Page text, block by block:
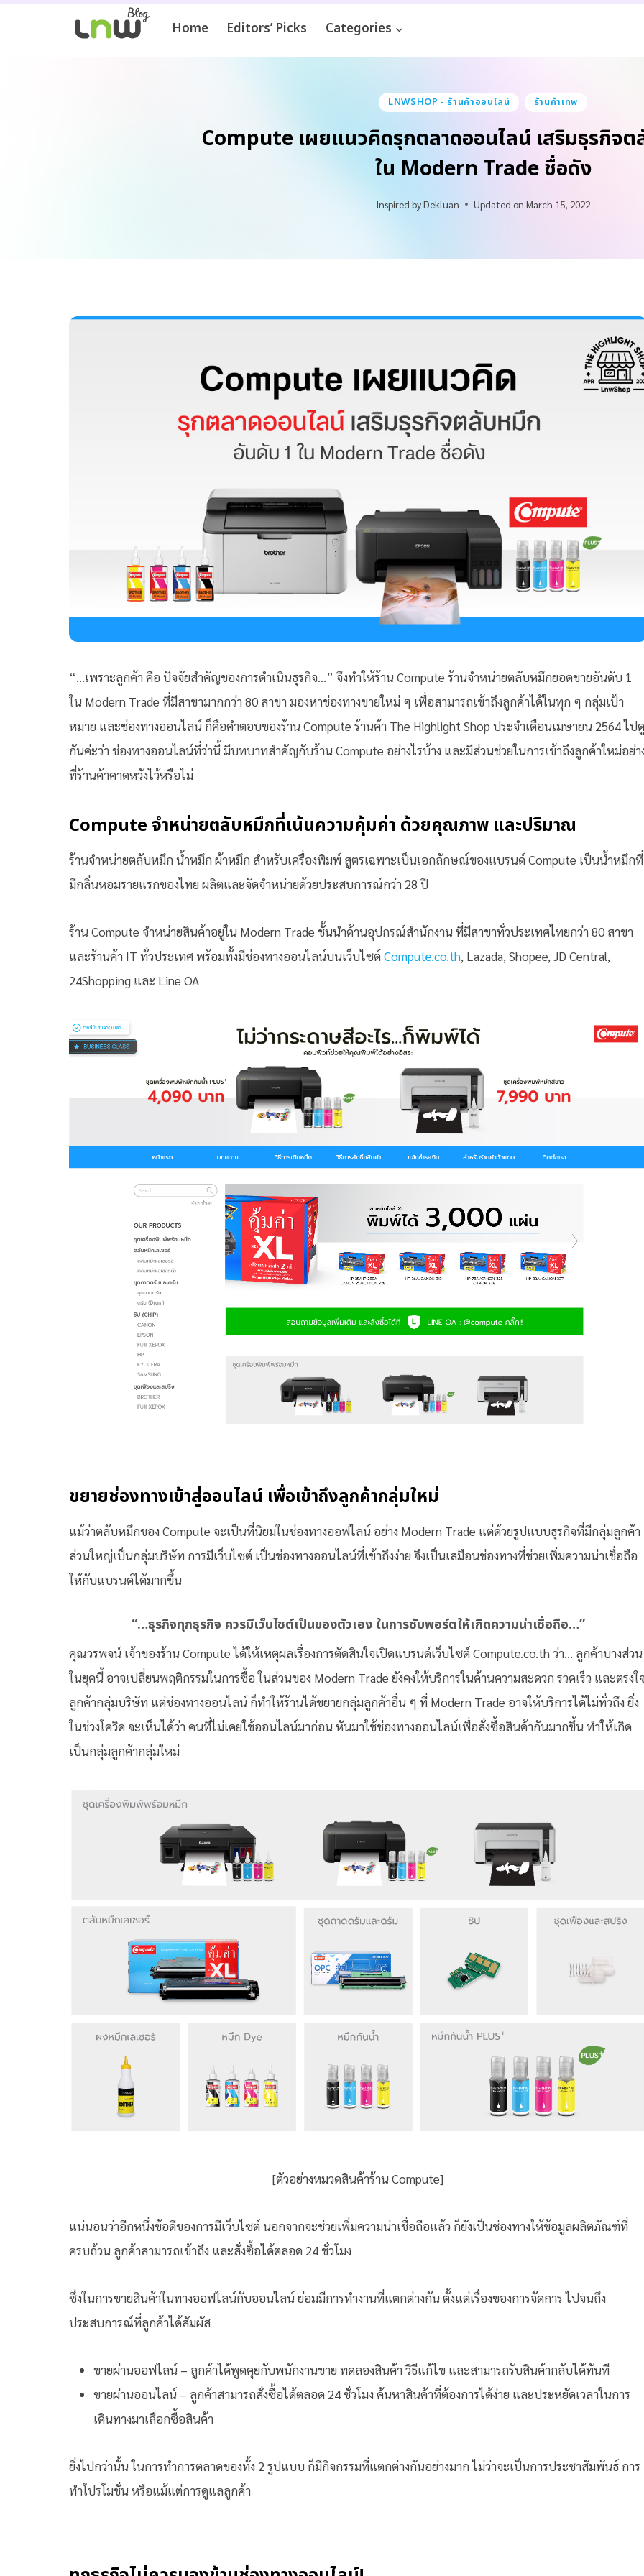
Home Editors’ Picks Categories
LNWSHOP - ร้านค้าออนไลน์ ร้านค้าเทพ
Compute เผยแนวคิดรุกตลาดออนไลน์ เสริมธุรกิจ
ใน Modern Trade ชื่อดัง
Inspired byDekluan Updated on March 15, 2022
“…เพราะลูกค้า คือ ปัจจัยสำคัญของการดำเนินธุรกิจ…” จึงทำให้ร้าน Compute ร้านจำหน่ายตลับหมึกยอดขายอันดับ 1
ใน Modern Trade ที่มีสาขามากกว่า 80 สาขา มองหาช่องทางขายใหม่ ๆ เพื่อสามารถเข้าถึงลูกค้าได้ในทุก ๆ กลุ่มเป้า
หมาย และช่องทางออนไลน์ ก็คือคำตอบของร้าน Compute ร้านค้า The Highlight Shop ประจำเดือนเมษายน 2564 ไปดู
กันค่ะว่า ช่องทางออนไลน์ที่ว่านี้ มีบทบาทสำคัญกับร้าน Compute อย่างไรบ้าง และมีส่วนช่วยในการเข้าถึงลูกค้าใหม่อย่า
ที่ร้านค้าคาดหวังไว้หรือไม่
Compute จำหน่ายตลับหมึกที่เน้นความคุ้มค่า ด้วยคุณภาพ และปริมาณ
ร้านจำหน่ายตลับหมึก น้ำหมึก ผ้าหมึก สำหรับเครื่องพิมพ์ สูตรเฉพาะเป็นเอกลักษณ์ของแบรนด์ Compute เป็นน้ำหมึกที่
มีกลิ่นหอมรายแรกของไทย ผลิตและจัดจำหน่ายด้วยประสบการณ์กว่า 28 ปี
ร้าน Compute จำหน่ายสินค้าอยู่ใน Modern Trade ชั้นนำด้านอุปกรณ์สำนักงาน ที่มีสาขาทั่วประเทศไทยกว่า 80 สาขา
และร้านค้า IT ทั่วประเทศ พร้อมทั้งมีช่องทางออนไลน์บนเว็บไซต์Compute.co.th, Lazada, Shopee, JD Central,
24Shopping และ Line OA
ขยายช่องทางเข้าสู่ออนไลน์ เพื่อเข้าถึงลูกค้ากลุ่มใหม่
แม้ว่าตลับหมึกของ Compute จะเป็นที่นิยมในช่องทางออฟไลน์ อย่าง Modern Trade แต่ด้วยรูปแบบธุรกิจที่มีกลุ่มลูกค้า
ส่วนใหญ่เป็นกลุ่มบริษัท การมีเว็บไซต์ เป็นช่องทางออนไลน์ที่เข้าถึงง่าย จึงเป็นเสมือนช่องทางที่ช่วยเพิ่มความน่าเชื่อถือ
ให้กับแบรนด์ได้มากขึ้น
“…ธุรกิจทุกธุรกิจ ควรมีเว็บไซต์เป็นของตัวเอง ในการซับพอร์ตให้เกิดความน่าเชื่อถือ…”
คุณวรพจน์ เจ้าของร้าน Compute ได้ให้เหตุผลเรื่องการตัดสินใจเปิดแบรนด์เว็บไซต์ Compute.co.th ว่า… ลูกค้าบางส่วน
ในยุคนี้ อาจเปลี่ยนพฤติกรรมในการซื้อ ในส่วนของ Modern Trade ยังคงให้บริการในด้านความสะดวก รวดเร็ว และตรงใ
ลูกค้ากลุ่มบริษัท แต่ช่องทางออนไลน์ ก็ทำให้ร้านได้ขยายกลุ่มลูกค้าอื่น ๆ ที่ Modern Trade อาจให้บริการได้ไม่ทั่วถึง ยิ่ง
ในช่วงโควิด จะเห็นได้ว่า คนที่ไม่เคยใช้ออนไลน์มาก่อน หันมาใช้ช่องทางออนไลน์เพื่อสั่งซื้อสินค้ากันมากขึ้น ทำให้เกิด
เป็นกลุ่มลูกค้ากลุ่มใหม่
[ตัวอย่างหมวดสินค้าร้าน Compute]
แน่นอนว่าอีกหนึ่งข้อดีของการมีเว็บไซต์ นอกจากจะช่วยเพิ่มความน่าเชื่อถือแล้ว ก็ยังเป็นช่องทางให้ข้อมูลผลิตภัณฑ์ที่
ครบถ้วน ลูกค้าสามารถเข้าถึง และสั่งซื้อได้ตลอด 24 ชั่วโมง
ซึ่งในการขายสินค้าในทางออฟไลน์กับออนไลน์ ย่อมมีการทำงานที่แตกต่างกัน ตั้งแต่เรื่องของการจัดการ ไปจนถึง
ประสบการณ์ที่ลูกค้าได้สัมผัส
ขายผ่านออฟไลน์ – ลูกค้าได้พูดคุยกับพนักงานขาย ทดลองสินค้า วิธีแก้ไข และสามารถรับสินค้ากลับได้ทันที
ขายผ่านออนไลน์ – ลูกค้าสามารถสั่งซื้อได้ตลอด 24 ชั่วโมง ค้นหาสินค้าที่ต้องการได้ง่าย และประหยัดเวลาในการ
เดินทางมาเลือกซื้อสินค้า
ยิ่งไปกว่านั้น ในการทำการตลาดของทั้ง 2 รูปแบบ ก็มีกิจกรรมที่แตกต่างกันอย่างมาก ไม่ว่าจะเป็นการประชาสัมพันธ์ การ
ทำโปรโมชั่น หรือแม้แต่การดูแลลูกค้า